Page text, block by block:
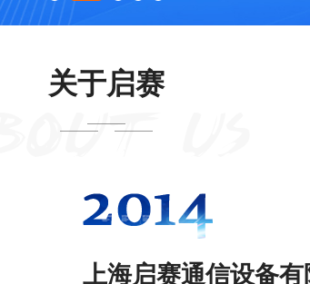
关于启赛
ABOUT US
上海启赛通信设备